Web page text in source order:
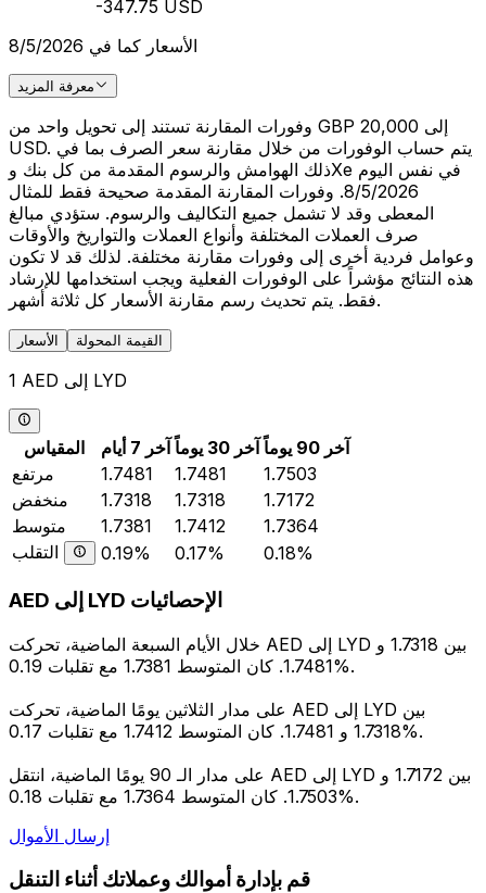
-347.75 USD
الأسعار كما في 8/5/2026
معرفة المزيد
وفورات المقارنة تستند إلى تحويل واحد من GBP 20,000 إلى
USD. يتم حساب الوفورات من خلال مقارنة سعر الصرف بما في
ذلك الهوامش والرسوم المقدمة من كل بنك وXe في نفس اليوم
8/5/2026. وفورات المقارنة المقدمة صحيحة فقط للمثال
المعطى وقد لا تشمل جميع التكاليف والرسوم. ستؤدي مبالغ
صرف العملات المختلفة وأنواع العملات والتواريخ والأوقات
وعوامل فردية أخرى إلى وفورات مقارنة مختلفة. لذلك قد لا تكون
هذه النتائج مؤشراً على الوفورات الفعلية ويجب استخدامها للإرشاد
فقط. يتم تحديث رسم مقارنة الأسعار كل ثلاثة أشهر.
الأسعار القيمة المحولة
1 AED إلى LYD
المقياس آخر 7 أيام آخر 30 يوماً
آخر 90 يوماً
مرتفع
1.7481 1.7481
1.7503
منخفض
1.7318 1.7318
1.7172
متوسط
1.7381 1.7412
1.7364
التقلب
0.19% 0.17% 0.18%
AED إلى LYD الإحصائيات
خلال الأيام السبعة الماضية، تحركت AED إلى LYD بين 1.7318 و
1.7481. كان المتوسط 1.7381 مع تقلبات 0.19%.
على مدار الثلاثين يومًا الماضية، تحركت AED إلى LYD بين
1.7318 و 1.7481. كان المتوسط 1.7412 مع تقلبات 0.17%.
على مدار الـ 90 يومًا الماضية، انتقل AED إلى LYD بين 1.7172 و
1.7503. كان المتوسط 1.7364 مع تقلبات 0.18%.
إرسال الأموال
قم بإدارة أموالك وعملاتك أثناء التنقل